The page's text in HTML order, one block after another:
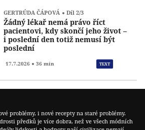
GERTRÚDA ČÁPOVÁ Díl 2/3
Žádný lékař nemá právo říct
pacientovi, kdy skončí jeho život –
i poslední den totiž nemusí být
poslední
17.7.2026 36 min TEXT
problémy, i nové recepty na staré problémy.
předků je více dobra, než ve všech módních